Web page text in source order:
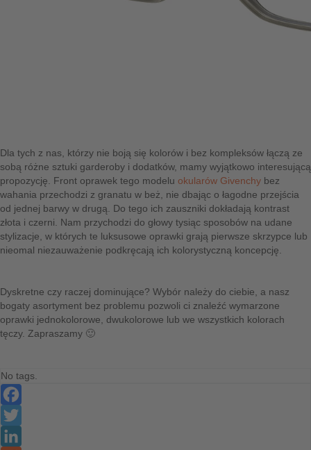
Dla tych z nas, którzy nie boją się kolorów i bez kompleksów łączą ze
sobą różne sztuki garderoby i dodatków, mamy wyjątkowo interesującą
propozycję. Front oprawek tego modelu okularów Givenchy bez
wahania przechodzi z granatu w beż, nie dbając o łagodne przejścia
od jednej barwy w drugą. Do tego ich zauszniki dokładają kontrast
złota i czerni. Nam przychodzi do głowy tysiąc sposobów na udane
stylizacje, w których te luksusowe oprawki grają pierwsze skrzypce lub
nieomal niezauważenie podkręcają ich kolorystyczną koncepcję.
Dyskretne czy raczej dominujące? Wybór należy do ciebie, a nasz
bogaty asortyment bez problemu pozwoli ci znaleźć wymarzone
oprawki jednokolorowe, dwukolorowe lub we wszystkich kolorach
tęczy. Zapraszamy 🙂
No tags.
Facebook
Twitter